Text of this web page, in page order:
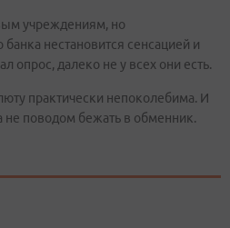
учреждениям, но
нестановится сенсацией и
опрос, далеко не у всех они есть.
практически непоколебима. И
не поводом бежать в обменник.